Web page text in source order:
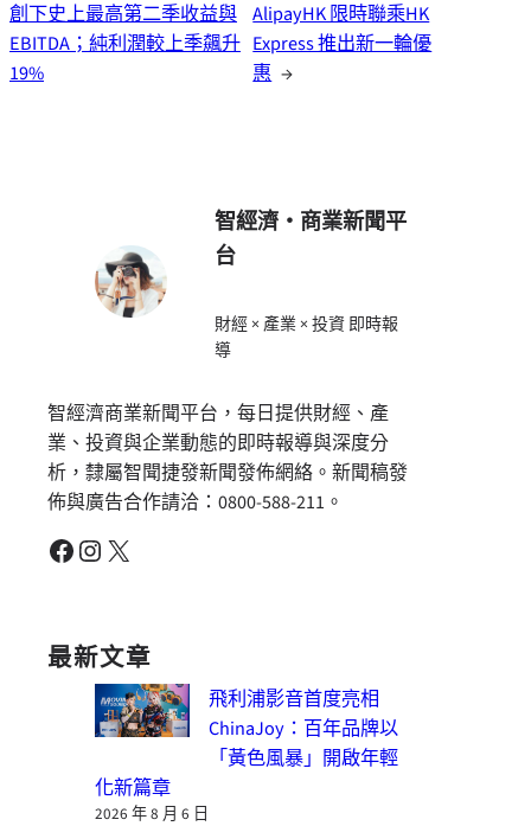
創下史上最高第二季收益與
EBITDA；純利潤較上季飆升
19%
AlipayHK 限時聯乘HK
Express 推出新一輪優
惠 →
智經濟・商業新聞平
台
財經 × 產業 × 投資 即時報
導
智經濟商業新聞平台，每日提供財經、產
業、投資與企業動態的即時報導與深度分
析，隸屬智聞捷發新聞發佈網絡。新聞稿發
佈與廣告合作請洽：0800-588-211。
Facebook Instagram X
最新文章
飛利浦影音首度亮相
ChinaJoy：百年品牌以
「黃色風暴」開啟年輕
化新篇章
2026 年 8 月 6 日